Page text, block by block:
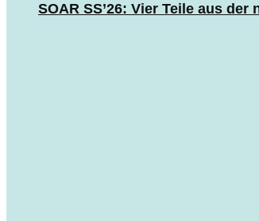
SOAR SS’26: Vier Teile aus